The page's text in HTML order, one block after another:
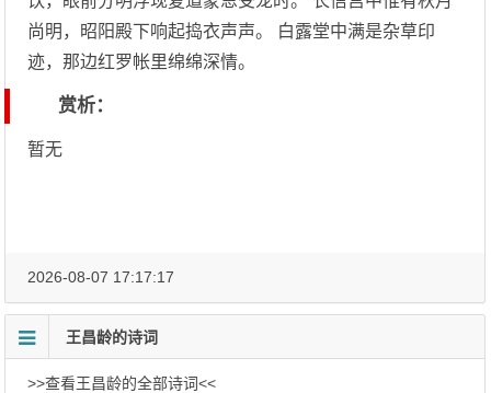
尚明，昭阳殿下响起捣衣声声。 白露堂中满是杂草印
迹，那边红罗帐里绵绵深情。
赏析：
暂无
2026-08-07 17:17:17
王昌龄的诗词
>>查看王昌龄的全部诗词<<